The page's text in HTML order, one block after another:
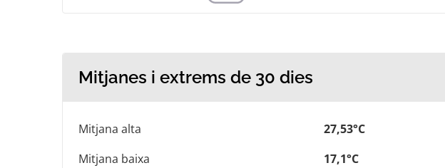
Mitjanes i extrems de 30 dies
Mitjana alta
27,53°C
Mitjana baixa
17,1°C